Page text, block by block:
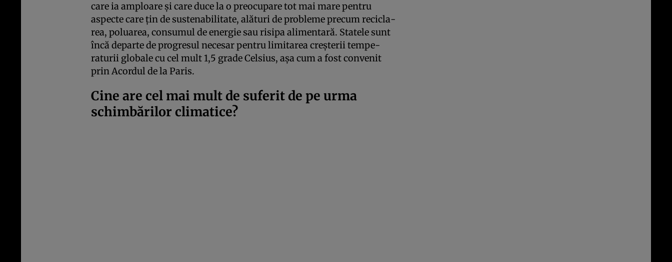
care ia amploare şi care duce la o preocupare tot mai mare pentru
aspecte care ţin de sustena­bilitate, alături de probleme precum recicla­
rea, polua­rea, consumul de energie sau risipa alimen­tară. Statele sunt
încă departe de progresul necesar pentru limitarea creşterii tem­pe­
raturii globale cu cel mult 1,5 grade Celsius, aşa cum a fost convenit
prin Acordul de la Paris.
Cine are cel mai mult de suferit de pe urma
schimbărilor climatice?